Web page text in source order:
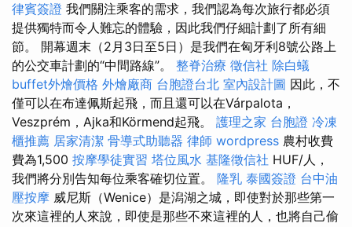
律賓簽證 我們關注乘客的需求，我們認為每次旅行都必須
提供獨特而令人難忘的體驗，因此我們仔細計劃了所有細
節。 開幕週末（2月3日至5日）是我們在匈牙利8號公路上
的公交車計劃的“中間路線”。 整脊治療 徵信社 除白蟻
buffet外燴價格 外燴廠商 台胞證台北 室內設計圖 因此，不
僅可以在布達佩斯起飛，而且還可以在Várpalota，
Veszprém，Ajka和Körmend起飛。 護理之家 台胞證 冷凍
櫃推薦 居家清潔 骨導式助聽器 律師 wordpress 農村收費
費為1,500 按摩學徒實習 塔位風水 基隆徵信社 HUF/人，
我們將分別告知每位乘客確切位置。 隆乳 泰國簽證 台中油
壓按摩 威尼斯（Wenice）是潟湖之城，即使對於那些第一
次來這裡的人來說，即使是那些不來這裡的人，也將自己偷